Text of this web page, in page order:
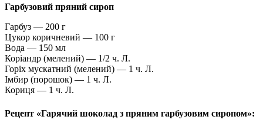
Гарбузовий пряний сироп
Гарбуз — 200 г
Цукор коричневий — 100 г
Вода — 150 мл
Коріандр (мелений) — 1/2 ч. Л.
Горіх мускатний (мелений) — 1 ч. Л.
Імбир (порошок) — 1 ч. Л.
Кориця — 1 ч. Л.
Рецепт «Гарячий шоколад з пряним гарбузовим сиропом»: